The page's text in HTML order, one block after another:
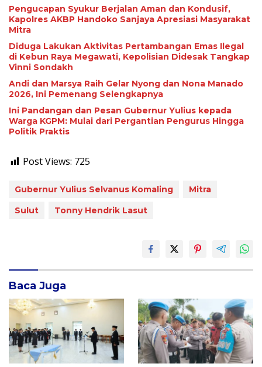
Pengucapan Syukur Berjalan Aman dan Kondusif,
Kapolres AKBP Handoko Sanjaya Apresiasi Masyarakat
Mitra
Diduga Lakukan Aktivitas Pertambangan Emas Ilegal
di Kebun Raya Megawati, Kepolisian Didesak Tangkap
Vinni Sondakh
Andi dan Marsya Raih Gelar Nyong dan Nona Manado
2026, Ini Pemenang Selengkapnya
Ini Pandangan dan Pesan Gubernur Yulius kepada
Warga KGPM: Mulai dari Pergantian Pengurus Hingga
Politik Praktis
Post Views: 725
Gubernur Yulius Selvanus Komaling
Mitra
Sulut
Tonny Hendrik Lasut
Baca Juga